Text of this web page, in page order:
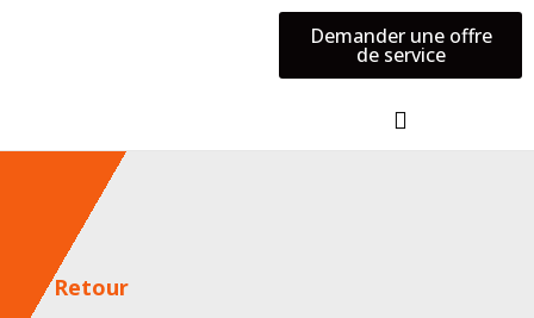
Demander une offre
de service
Retour